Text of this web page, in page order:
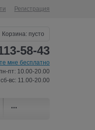
Регистрация
Корзина: пусто
58-43
мне бесплатно
пн-пт: 10.00-20.00
сб-вс: 11.00-20.00